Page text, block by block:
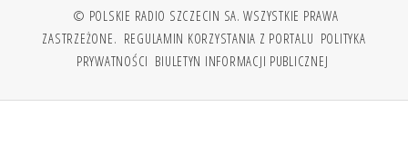
© POLSKIE RADIO SZCZECIN SA. WSZYSTKIE PRAWA
ZASTRZEŻONE. REGULAMIN KORZYSTANIA Z PORTALU POLITYKA
PRYWATNOŚCI BIULETYN INFORMACJI PUBLICZNEJ